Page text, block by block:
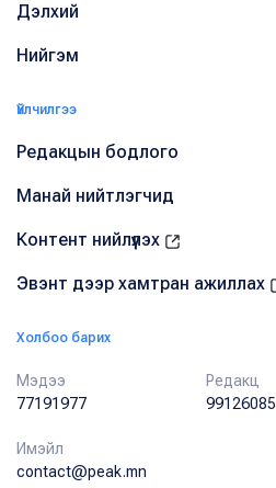
Дэлхий
Нийгэм
Үйлчилгээ
Редакцын бодлого
Манай нийтлэгчид
Контент нийлүүлэх
Эвэнт дээр хамтран ажиллах
Холбоо барих
Мэдээ
77191977
Редакц
99126085
Имэйл
contact@peak.mn